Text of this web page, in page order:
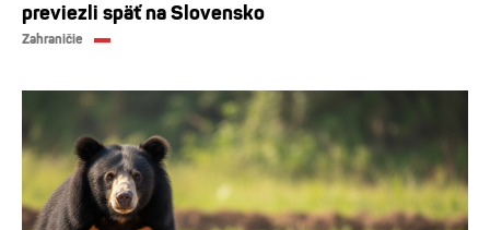
previezli späť na Slovensko
Zahraničie